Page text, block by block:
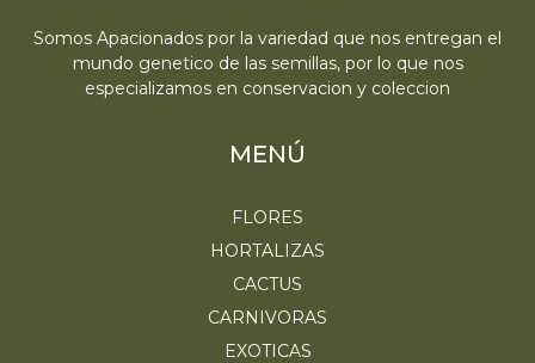
Somos Apacionados por la variedad que nos entregan el
mundo genetico de las semillas, por lo que nos
especializamos en conservacion y coleccion
MENÚ
FLORES
HORTALIZAS
CACTUS
CARNIVORAS
EXOTICAS